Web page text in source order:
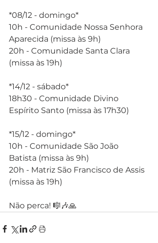
*08/12 - domingo*
10h - Comunidade Nossa Senhora
Aparecida (missa às 9h)
20h - Comunidade Santa Clara
(missa às 19h)
*14/12 - sábado*
18h30 - Comunidade Divino
Espírito Santo (missa às 17h30)
*15/12 - domingo*
10h - Comunidade São João
Batista (missa às 9h)
20h - Matriz São Francisco de Assis
(missa às 19h)
Não perca! 🎼🎶🙏